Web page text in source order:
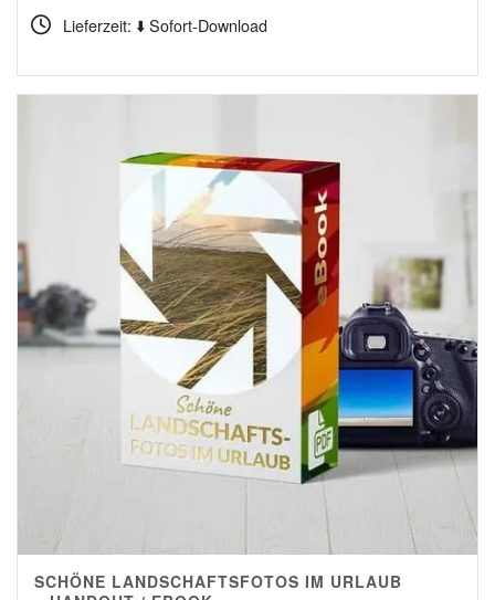
Lieferzeit: ⬇️ Sofort-Download
5.00
SCHÖNE LANDSCHAFTSFOTOS IM URLAUB